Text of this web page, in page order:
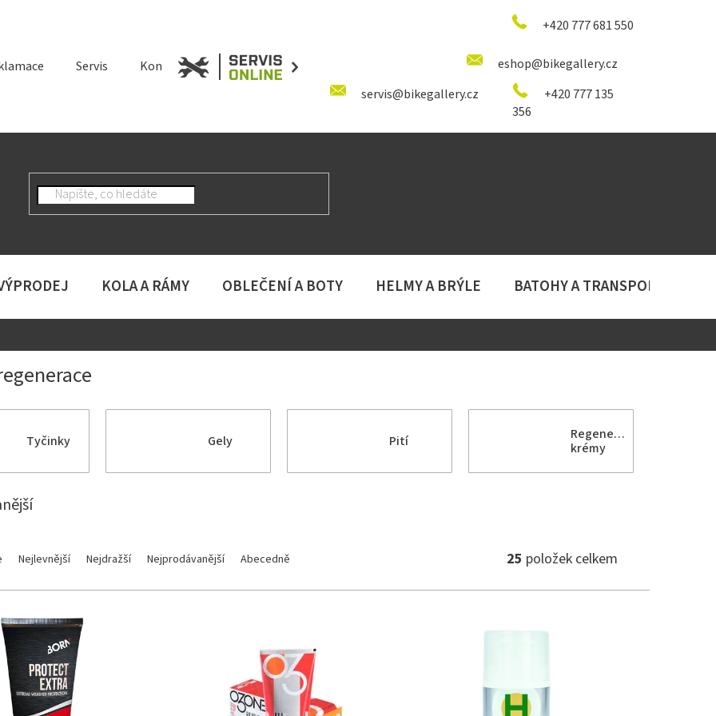
+420 777 681 550
eshop@bikegallery.cz
+420 777 135
356
servis@bikegallery.cz
Servis Kontakt
KOLA A RÁMY OBLEČENÍ A BOTY HELMY A BRÝLE BATOHY A TRANSPORT
Tyčinky Gely Pití
Regenerační
krémy
Nejlevnější Nejdražší Nejprodávanější Abecedně 25 položek celkem